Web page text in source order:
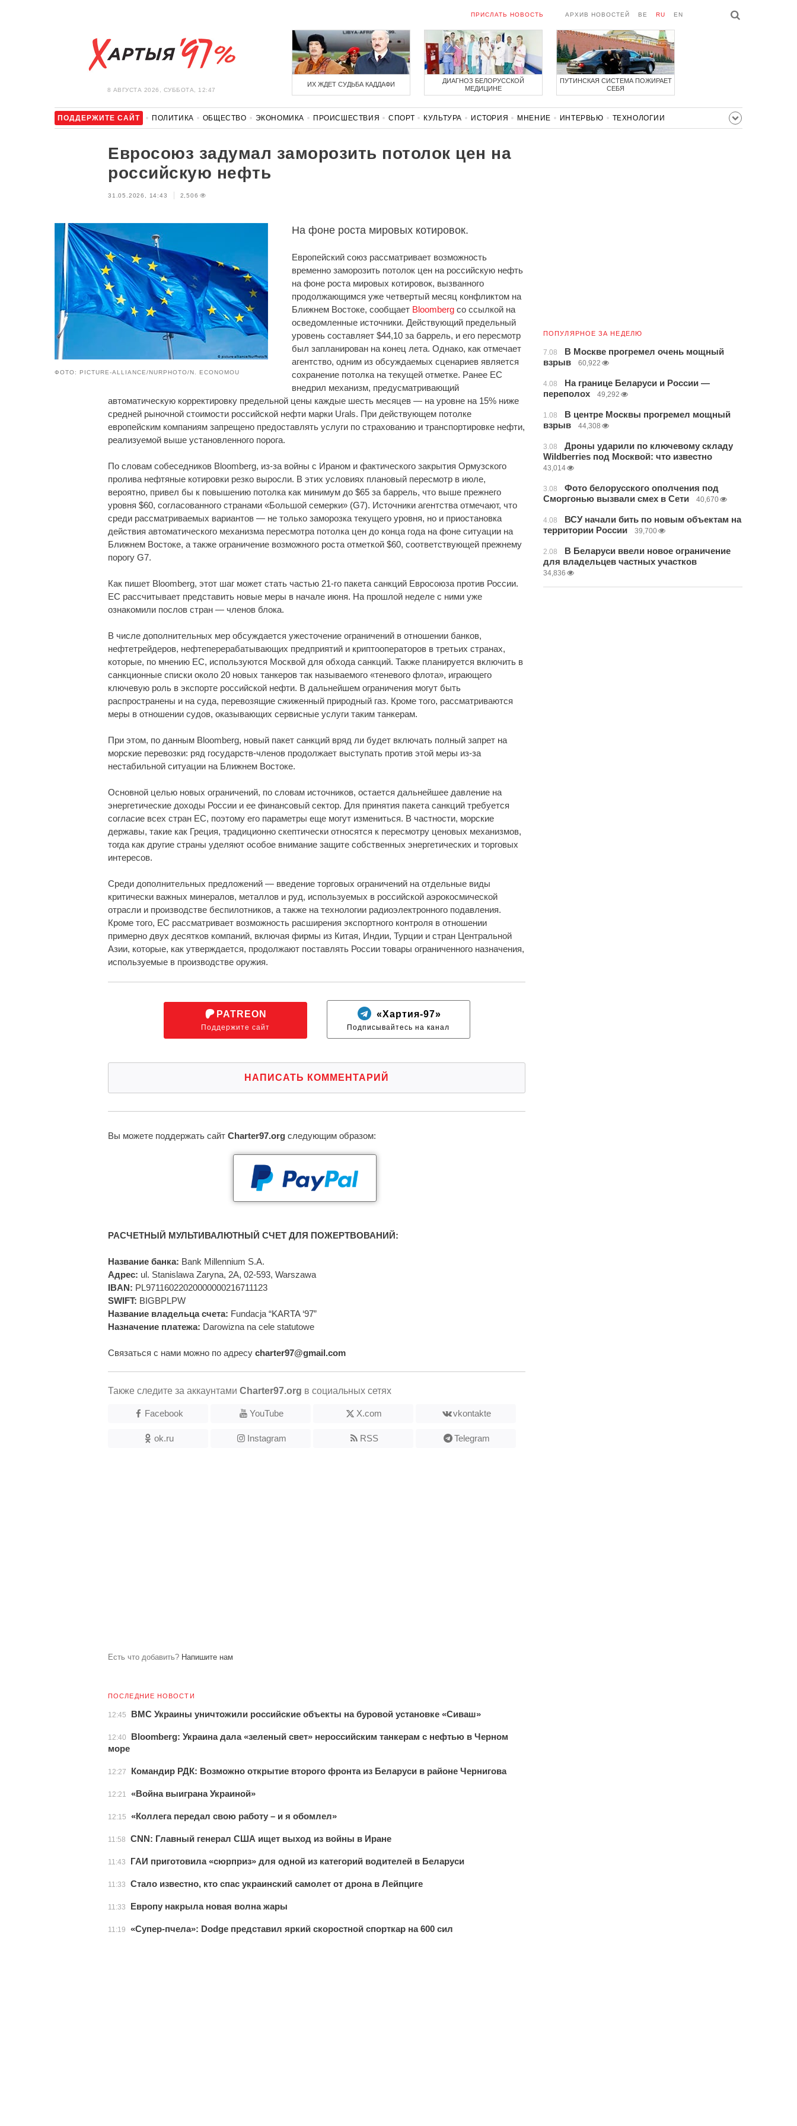
8 АВГУСТА 2026, СУББОТА, 12:47
ПРИСЛАТЬ НОВОСТЬ АРХИВ НОВОСТЕЙ BE RU EN
ИХ ЖДЕТ СУДЬБА КАДДАФИ
ДИАГНОЗ БЕЛОРУССКОЙ
МЕДИЦИНЕ
ПУТИНСКАЯ СИСТЕМА ПОЖИРАЕТ
СЕБЯ
ПОДДЕРЖИТЕ САЙТ ПОЛИТИКА ОБЩЕСТВО ЭКОНОМИКА ПРОИСШЕСТВИЯ СПОРТ КУЛЬТУРА ИСТОРИЯ МНЕНИЕ ИНТЕРВЬЮ
ТЕХНОЛОГИИ
Евросоюз задумал заморозить потолок цен на
российскую нефть
31.05.2026, 14:43 2,506
ФОТО: PICTURE-ALLIANCE/NURPHOTO/N. ECONOMOU
На фоне роста мировых котировок.
Европейский союз рассматривает возможность
временно заморозить потолок цен на российскую нефть
на фоне роста мировых котировок, вызванного
продолжающимся уже четвертый месяц конфликтом на
Ближнем Востоке, сообщает Bloomberg со ссылкой на
осведомленные источники. Действующий предельный
уровень составляет $44,10 за баррель, и его пересмотр
был запланирован на конец лета. Однако, как отмечает
агентство, одним из обсуждаемых сценариев является
сохранение потолка на текущей отметке. Ранее ЕС
внедрил механизм, предусматривающий
автоматическую корректировку предельной цены каждые шесть месяцев — на уровне на 15% ниже
средней рыночной стоимости российской нефти марки Urals. При действующем потолке
европейским компаниям запрещено предоставлять услуги по страхованию и транспортировке нефти,
реализуемой выше установленного порога.
По словам собеседников Bloomberg, из-за войны с Ираном и фактического закрытия Ормузского
пролива нефтяные котировки резко выросли. В этих условиях плановый пересмотр в июле,
вероятно, привел бы к повышению потолка как минимум до $65 за баррель, что выше прежнего
уровня $60, согласованного странами «Большой семерки» (G7). Источники агентства отмечают, что
среди рассматриваемых вариантов — не только заморозка текущего уровня, но и приостановка
действия автоматического механизма пересмотра потолка цен до конца года на фоне ситуации на
Ближнем Востоке, а также ограничение возможного роста отметкой $60, соответствующей прежнему
порогу G7.
Как пишет Bloomberg, этот шаг может стать частью 21-го пакета санкций Евросоюза против России.
ЕС рассчитывает представить новые меры в начале июня. На прошлой неделе с ними уже
ознакомили послов стран — членов блока.
В числе дополнительных мер обсуждается ужесточение ограничений в отношении банков,
нефтетрейдеров, нефтеперерабатывающих предприятий и криптооператоров в третьих странах,
которые, по мнению ЕС, используются Москвой для обхода санкций. Также планируется включить в
санкционные списки около 20 новых танкеров так называемого «теневого флота», играющего
ключевую роль в экспорте российской нефти. В дальнейшем ограничения могут быть
распространены и на суда, перевозящие сжиженный природный газ. Кроме того, рассматриваются
меры в отношении судов, оказывающих сервисные услуги таким танкерам.
При этом, по данным Bloomberg, новый пакет санкций вряд ли будет включать полный запрет на
морские перевозки: ряд государств-членов продолжает выступать против этой меры из-за
нестабильной ситуации на Ближнем Востоке.
Основной целью новых ограничений, по словам источников, остается дальнейшее давление на
энергетические доходы России и ее финансовый сектор. Для принятия пакета санкций требуется
согласие всех стран ЕС, поэтому его параметры еще могут измениться. В частности, морские
державы, такие как Греция, традиционно скептически относятся к пересмотру ценовых механизмов,
тогда как другие страны уделяют особое внимание защите собственных энергетических и торговых
интересов.
Среди дополнительных предложений — введение торговых ограничений на отдельные виды
критически важных минералов, металлов и руд, используемых в российской аэрокосмической
отрасли и производстве беспилотников, а также на технологии радиоэлектронного подавления.
Кроме того, ЕС рассматривает возможность расширения экспортного контроля в отношении
примерно двух десятков компаний, включая фирмы из Китая, Индии, Турции и стран Центральной
Азии, которые, как утверждается, продолжают поставлять России товары ограниченного назначения,
используемые в производстве оружия.
PATREON
Поддержите сайт
«Хартия-97»
Подписывайтесь на канал
НАПИСАТЬ КОММЕНТАРИЙ
Вы можете поддержать сайт Charter97.org следующим образом:
РАСЧЕТНЫЙ МУЛЬТИВАЛЮТНЫЙ СЧЕТ ДЛЯ ПОЖЕРТВОВАНИЙ:
Название банка: Bank Millennium S.A.
Адрес: ul. Stanislawa Zaryna, 2A, 02-593, Warszawa
IBAN: PL97116022020000000216711123
SWIFT: BIGBPLPW
Название владельца счета: Fundacja “KARTA ‘97”
Назначение платежа: Darowizna na cele statutowe
Связаться с нами можно по адресу charter97@gmail.com
Также следите за аккаунтами Charter97.org в социальных сетях
Facebook YouTube X.com vkontakte
ok.ru Instagram RSS Telegram
Есть что добавить? Напишите нам
ПОСЛЕДНИЕ НОВОСТИ
12:45 ВМС Украины уничтожили российские объекты на буровой установке «Сиваш»
12:40
Bloomberg: Украина дала «зеленый свет» нероссийским танкерам с нефтью в Черном
море
12:27 Командир РДК: Возможно открытие второго фронта из Беларуси в районе Чернигова
12:21 «Война выиграна Украиной»
12:15 «Коллега передал свою работу – и я обомлел»
11:58 CNN: Главный генерал США ищет выход из войны в Иране
11:43 ГАИ приготовила «сюрприз» для одной из категорий водителей в Беларуси
11:33 Стало известно, кто спас украинский самолет от дрона в Лейпциге
11:33 Европу накрыла новая волна жары
11:19 «Супер-пчела»: Dodge представил яркий скоростной спорткар на 600 сил
ПОПУЛЯРНОЕ ЗА НЕДЕЛЮ
7.08
В Москве прогремел очень мощный
взрыв
60,922
4.08
На границе Беларуси и России —
переполох
49,292
1.08
В центре Москвы прогремел мощный
взрыв
44,308
3.08
Дроны ударили по ключевому складу
Wildberries под Москвой: что известно
43,014
3.08
Фото белорусского ополчения под
Сморгонью вызвали смех в Сети
40,670
4.08
ВСУ начали бить по новым объектам на
территории России
39,700
2.08
В Беларуси ввели новое ограничение
для владельцев частных участков
34,836